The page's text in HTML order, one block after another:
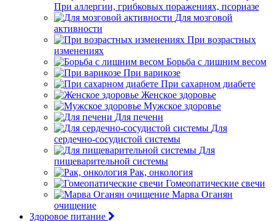
При аллергии, грибковых поражениях, псориазе
Для мозговой
активности
При возрастных
изменениях
Борьба с лишним весом
При варикозе
При сахарном диабете
Женское здоровье
Мужское здоровье
Для печени
Для
сердечно-сосудистой системы
Для
пищеварительной системы
Рак, онкология
Гомеопатические свечи
Марва Оганян
очищение
Здоровое питание